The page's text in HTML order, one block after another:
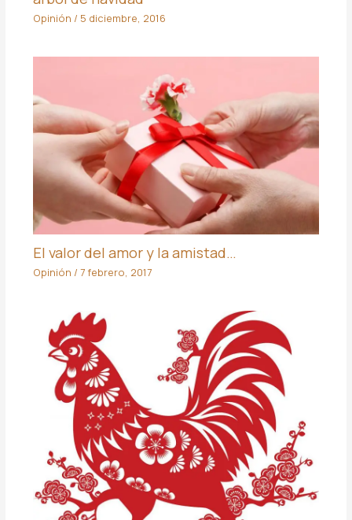
Opinión / 5 diciembre, 2016
El valor del amor y la amistad…
Opinión / 7 febrero, 2017